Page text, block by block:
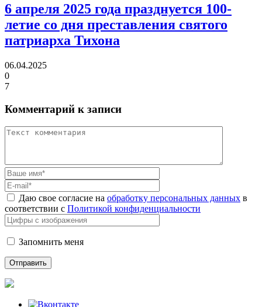
6 апреля 2025 года празднуется 100-
летие со дня преставления святого
патриарха Тихона
06.04.2025
0
7
Комментарий к записи
Даю свое согласие на обработку персональных данных в
соответствии с Политикой конфиденциальности
Запомнить меня